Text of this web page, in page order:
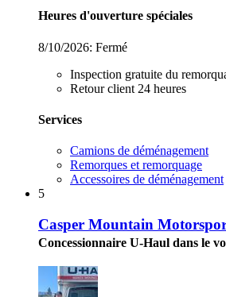
Heures d'ouverture spéciales
8/10/2026: Fermé
Inspection gratuite du
Retour client 24 heures
Services
Camions de déménagement
Remorques et remorquage
Accessoires de déménagement
5
Casper Mountain
Concessionnaire U-Haul dans le